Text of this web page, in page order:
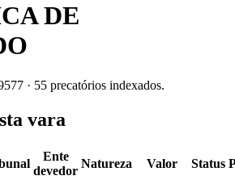
DE
· 55 precatórios indexados.
vara
Ente
devedor
Natureza Valor Status